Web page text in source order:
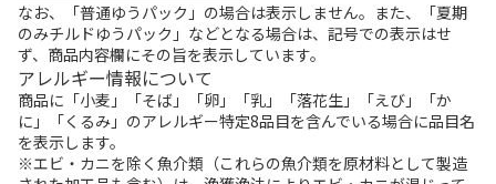
なお、「普通ゆうパック」の場合は表示しません。また、「夏期
のみチルドゆうパック」などとなる場合は、記号での表示はせ
ず、商品内容欄にその旨を表示しています。
アレルギー情報について
商品に「小麦」「そば」「卵」「乳」「落花生」「えび」「か
に」「くるみ」のアレルギー特定8品目を含んでいる場合に品目名
を表示します。
※エビ・カニを除く魚介類（これらの魚介類を原材料として製造